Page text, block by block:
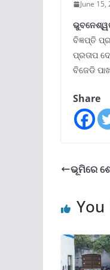
June 15,
ବିଜ୍ଞପ୍ତି
ପ୍ରତାପ
ବିଜେଡି
Share
ଭୂମିରେ
You